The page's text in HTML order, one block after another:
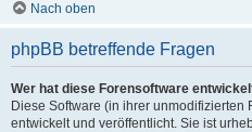
Nach oben
phpBB betreffende Fragen
Wer hat diese Forensoftware
Diese Software (in ihrer unmodifizierten
entwickelt und veröffentlicht. Sie ist